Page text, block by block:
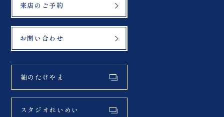
来店のご予約
お問い合わせ
紬のたけやま
スタジオれいめい